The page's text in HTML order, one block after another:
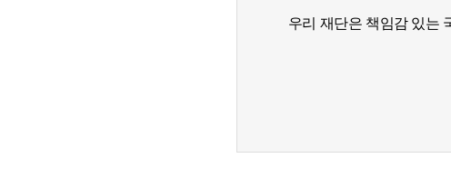
우리 재단은 책임감 있는